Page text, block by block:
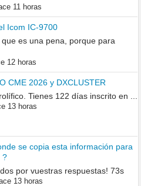
11 horas
Icom IC-9700
es una pena, porque para
12 horas
CME 2026 y DXCLUSTER
Tienes 122 días inscrito en ...
13 horas
se copia esta información para
?
por vuestras respuestas! 73s
13 horas